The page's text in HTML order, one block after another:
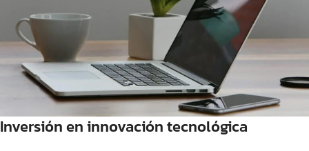
Inversión en innovación tecnológica